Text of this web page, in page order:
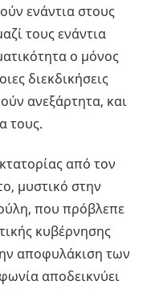
ενάντια στους
τους ενάντια
ο μόνος
διεκδικήσεις
ανεξάρτητα, και
τους.
από τον
μυστικό στην
που πρόβλεπε
κυβέρνησης
αποφυλάκιση των
αποδεικνύει